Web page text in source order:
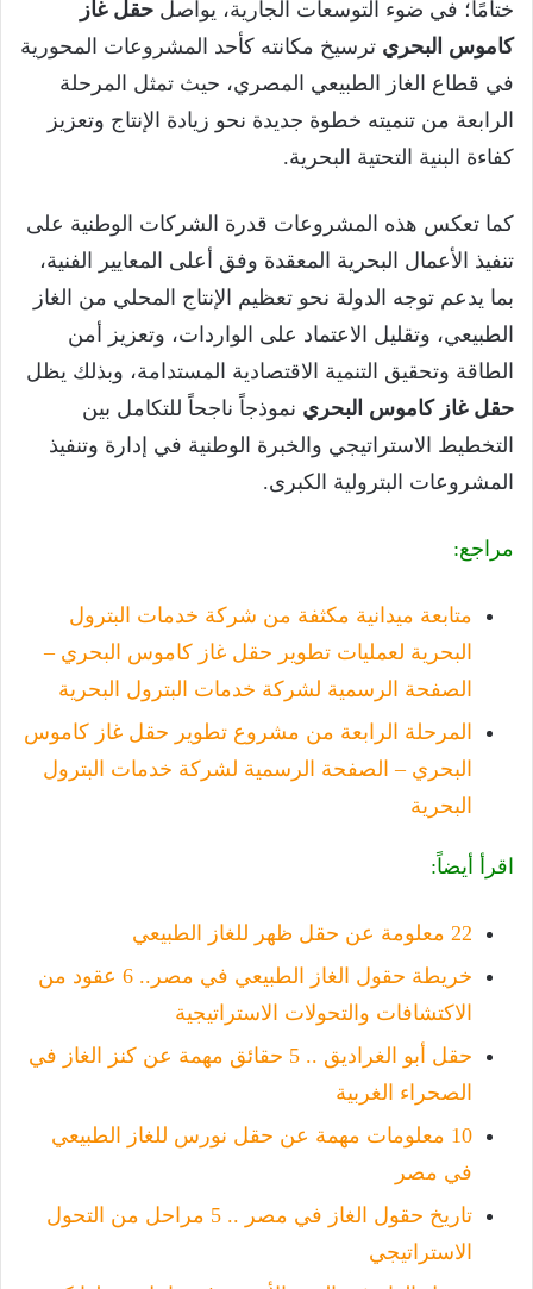
ختامًا؛ في ضوء التوسعات الجارية، يواصل حقل غاز
كاموس البحري ترسيخ مكانته كأحد المشروعات المحورية
في قطاع الغاز الطبيعي المصري، حيث تمثل المرحلة
الرابعة من تنميته خطوة جديدة نحو زيادة الإنتاج وتعزيز
كفاءة البنية التحتية البحرية.
كما تعكس هذه المشروعات قدرة الشركات الوطنية على
تنفيذ الأعمال البحرية المعقدة وفق أعلى المعايير الفنية،
بما يدعم توجه الدولة نحو تعظيم الإنتاج المحلي من الغاز
الطبيعي، وتقليل الاعتماد على الواردات، وتعزيز أمن
الطاقة وتحقيق التنمية الاقتصادية المستدامة، وبذلك يظل
حقل غاز كاموس البحري نموذجاً ناجحاً للتكامل بين
التخطيط الاستراتيجي والخبرة الوطنية في إدارة وتنفيذ
المشروعات البترولية الكبرى.
مراجع:
متابعة ميدانية مكثفة من شركة خدمات البترول
البحرية لعمليات تطوير حقل غاز كاموس البحري –
الصفحة الرسمية لشركة خدمات البترول البحرية
المرحلة الرابعة من مشروع تطوير حقل غاز كاموس
البحري – الصفحة الرسمية لشركة خدمات البترول
البحرية
اقرأ أيضاً:
22 معلومة عن حقل ظهر للغاز الطبيعي
خريطة حقول الغاز الطبيعي في مصر.. 6 عقود من
الاكتشافات والتحولات الاستراتيجية
حقل أبو الغراديق .. 5 حقائق مهمة عن كنز الغاز في
الصحراء الغربية
10 معلومات مهمة عن حقل نورس للغاز الطبيعي
في مصر
تاريخ حقول الغاز في مصر .. 5 مراحل من التحول
الاستراتيجي